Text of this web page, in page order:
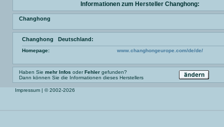
Informationen zum Hersteller Changhong:
Changhong
Changhong Deutschland:
Homepage: www.changhongeurope.com/de/de/
Haben Sie mehr Infos oderFehler gefunden?
Dann können Sie die Informationen dieses Herstellers
Impressum | © 2002-2026